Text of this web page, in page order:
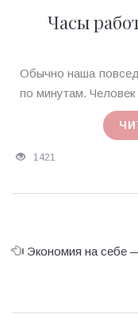
Часы
Ирина
MagicTantra
Обычно наша
по минутам.
1421
Экономия на себе